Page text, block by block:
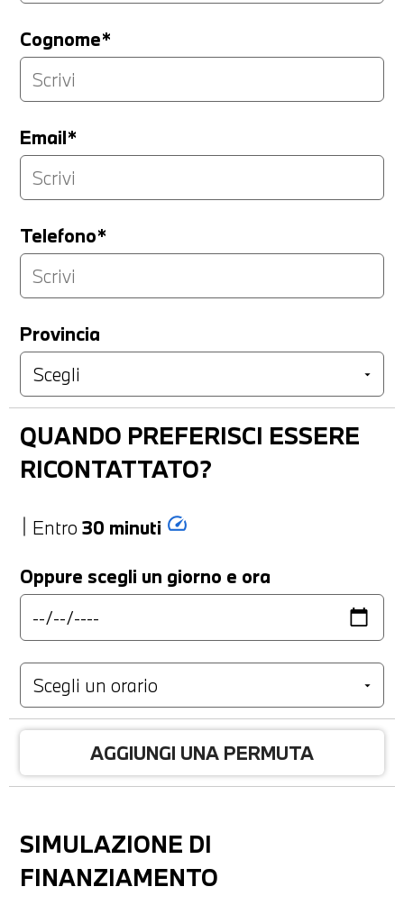
Cognome*
Email*
Telefono*
Provincia
QUANDO PREFERISCI ESSERE
RICONTATTATO?
Entro 30 minuti speed
Oppure scegli un giorno e ora
AGGIUNGI UNA PERMUTA
SIMULAZIONE DI
FINANZIAMENTO